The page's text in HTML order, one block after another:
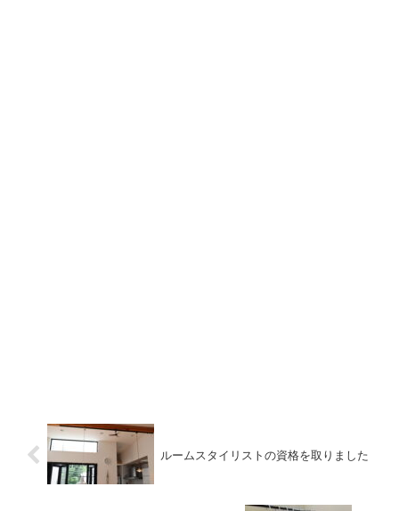
ルームスタイリストの資格を取りました